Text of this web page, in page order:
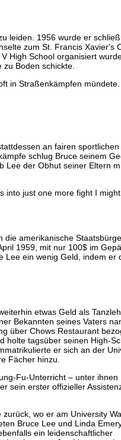
leiden. 1956 wurde er
zum St. Francis Xavier's
High School organisiert
Boden schickte.
in Straßenkämpfen
an fairen sportlichen
schlug Bruce seinem
Lee der Obhut seiner Eltern
into just one more fight I
die amerikanische
1959, mit nur 100$ im
Lee ein wenig Geld, indem er
etwas Geld als
Bekannten seines Vaters
über Chows Restaurant
holte tagsüber seinen High-
er sich an der
Fächer hinzu.
Fu-Unterricht – unter ihnen
sein erster offizieller
wo er am University
Bruce Lee und Linda
ein leidenschaftlicher